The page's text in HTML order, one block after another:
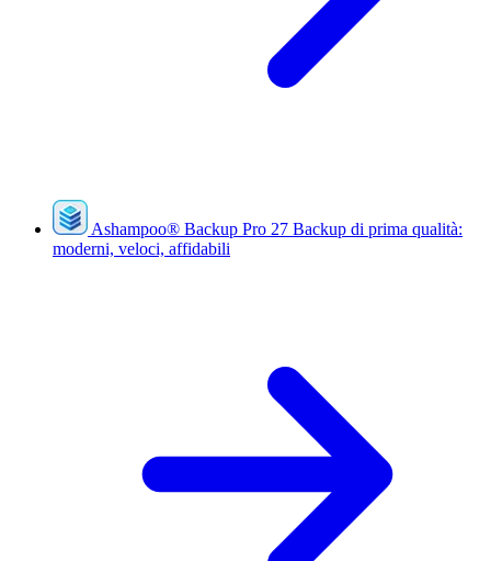
Ashampoo® Backup Pro 27 Backup di prima qualità:
moderni, veloci, affidabili